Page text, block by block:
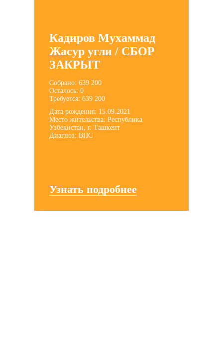
Кадиров Мухаммад
Жасур угли / СБОР
ЗАКРЫТ
Собрано: 639 200
Осталось: 0
Требуется: 639 200
Дата рождения: 15.09.2021
Место жительства: Республика
Узбекистан, г. Ташкент
Диагноз: ВПС
Узнать подробнее